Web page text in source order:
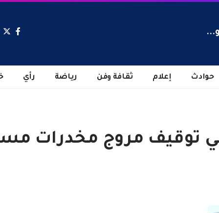
حوادث إعلام ثقافة وفن رياضة رأي
في توقيف مروج مخدرات